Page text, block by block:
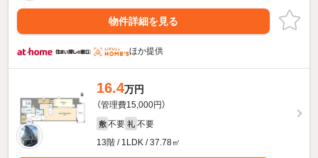
物件詳細を見る
ほか提供
16.4万円
（管理費15,000円）
敷 不要 礼 不要
13階 / 1LDK / 37.78㎡